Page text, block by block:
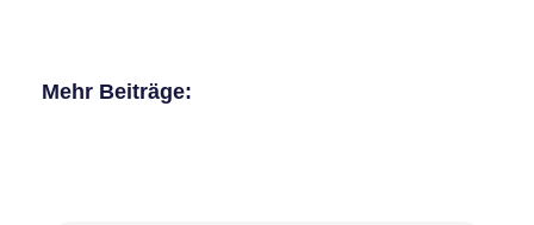
Mehr Beiträge: